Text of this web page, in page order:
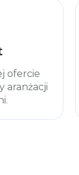
ofercie
aranżacji